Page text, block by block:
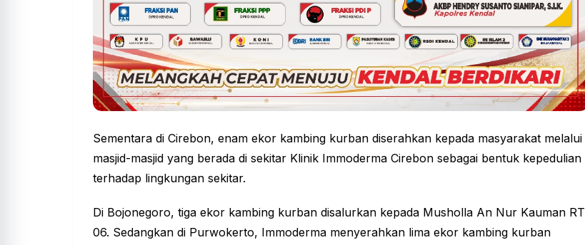
Sementara di Cirebon, enam ekor kambing kurban diserahkan kepada masyarakat melalui
masjid-masjid yang berada di sekitar Klinik Immoderma Cirebon sebagai bentuk kepedulian
terhadap lingkungan sekitar.
Di Bojonegoro, tiga ekor kambing kurban disalurkan kepada Musholla An Nur Kauman RT
06. Sedangkan di Purwokerto, Immoderma menyerahkan lima ekor kambing kurban